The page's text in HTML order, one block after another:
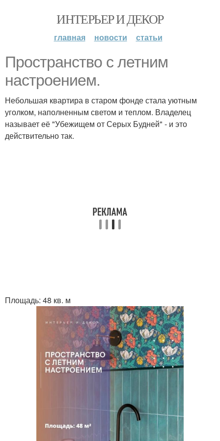
ИНТЕРЬЕР И ДЕКОР
главная новости статьи
Пространство с летним
настроением.
Небольшая квартира в старом фонде стала уютным
уголком, наполненным светом и теплом. Владелец
называет её "Убежищем от Серых Будней" - и это
действительно так.
Площадь: 48 кв. м